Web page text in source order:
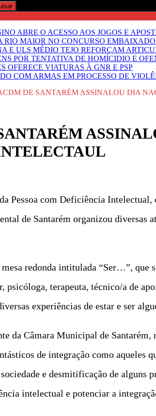
ABRE O ACESSO AOS JOGOS E
RIO MAIOR NO CONCURSO
E ULS MÉDIO TEJO REFORÇAM
POR TENTATIVA DE HOMÍCIDIO E
OFERECE VIATURAS À GNR E PSP
COM ARMAS EM PROCESSO DE
DE SANTARÉM ASSINALOU DIA
Pessoa com Deficiência
de Santarém organizou diversas
redonda intitulada “Ser…”, que
psicóloga, terapeuta, técnico/a de
experiências de estar e ser
da Câmara Municipal de
de integração como aqueles
e desmitificação de alguns
intelectual e potenciar a